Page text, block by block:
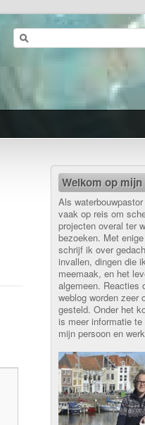
Welkom op
Als
vaak op reis om
projecten overal ter
bezoeken. Met
schrijf ik over
invallen, dingen die
meemaak, en het
algemeen. Reacties
weblog worden zeer
gesteld. Onder het
is meer informatie
mijn persoon en